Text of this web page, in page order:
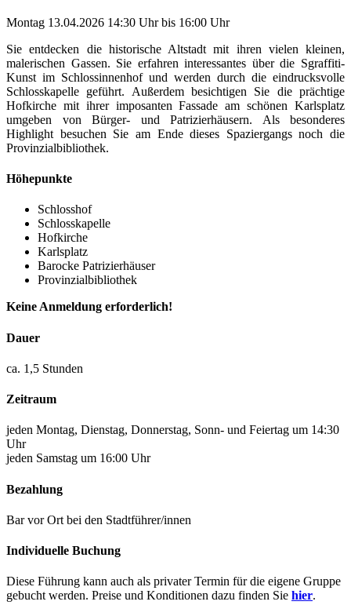
Montag 13.04.2026 14:30 Uhrbis 16:00 Uhr
Sie entdecken die historische Altstadt mit ihren vielen kleinen,
malerischen Gassen. Sie erfahren interessantes über die Sgraffiti-
Kunst im Schlossinnenhof und werden durch die eindrucksvolle
Schlosskapelle geführt. Außerdem besichtigen Sie die prächtige
Hofkirche mit ihrer imposanten Fassade am schönen Karlsplatz
umgeben von Bürger- und Patrizierhäusern. Als besonderes
Highlight besuchen Sie am Ende dieses Spaziergangs noch die
Provinzialbibliothek.
Höhepunkte
Schlosshof
Schlosskapelle
Hofkirche
Karlsplatz
Barocke Patrizierhäuser
Provinzialbibliothek
Keine Anmeldung erforderlich!
Dauer
ca. 1,5 Stunden
Zeitraum
jeden Montag, Dienstag, Donnerstag, Sonn- und Feiertag um 14:30
Uhr
jeden Samstag um 16:00 Uhr
Bezahlung
Bar vor Ort bei den Stadtführer/innen
Individuelle Buchung
Diese Führung kann auch als privater Termin für die eigene Gruppe
gebucht werden. Preise und Konditionen dazu finden Sie hier.